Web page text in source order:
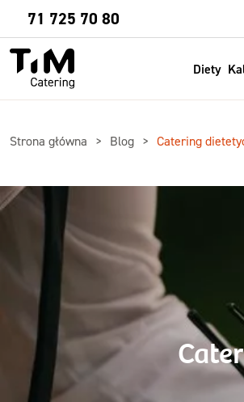
71 725 70 80
Diety
Sprawdź
Strona główna Blog Catering